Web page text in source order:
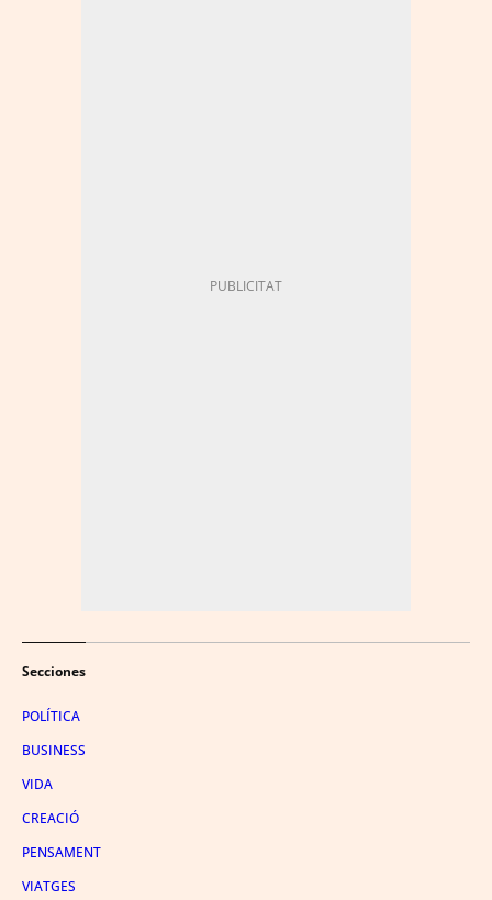
Secciones
POLÍTICA
BUSINESS
VIDA
CREACIÓ
PENSAMENT
VIATGES